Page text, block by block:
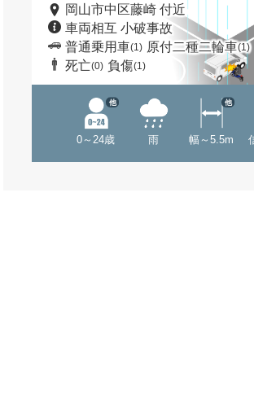
岡山市中区藤崎 付近
車両相互 小破事故
普通乗用車(1) 原付二種二輪車(1)
死亡(0) 負傷(1)
0～24歳
他
雨 幅～5.5m
他